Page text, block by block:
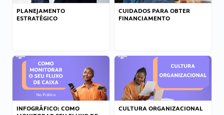
PLANEJAMENTO
ESTRATÉGICO
CUIDADOS PARA OBTER
FINANCIAMENTO
INFOGRÁFICO: COMO
CULTURA ORGANIZACIONAL